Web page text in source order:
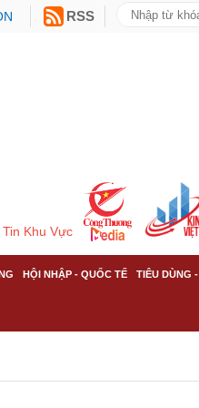
RSS
Tin Khu Vực
HỘI NHẬP - QUỐC TẾ TIÊU DÙNG